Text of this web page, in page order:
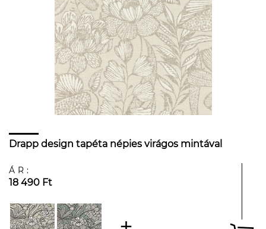
Drapp design tapéta népies virágos mintával
ÁR:
18 490 Ft